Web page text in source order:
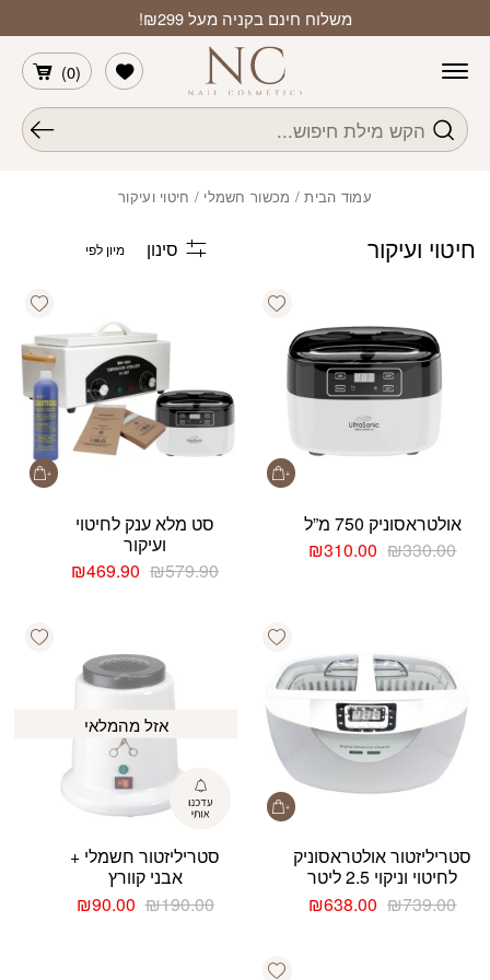
משלוח חינם בקניה מעל ₪299!
חיפוש
(
0
)
הרשימה שלי
עמוד הבית/ מכשור חשמלי / חיטוי ועיקור
חיטוי ועיקור סינון
Add wishlist
אולטראסוניק 750 מ”ל
₪330.00
המחיר ₪310.00 המחיר
סט מלא ענק לחיטוי
ועיקור
₪579.90
המחיר ₪469.90 המחיר
₪469.90.
Add wishlist
סטריליזטור אולטראסוניק
לחיטוי וניקוי 2.5 ליטר
₪739.00
המחיר ₪638.00 המחיר
₪638.00.
אזל מהמלאי
סטריליזטור חשמלי +
אבני קוורץ
₪190.00
המחיר₪90.00
Add wishlist